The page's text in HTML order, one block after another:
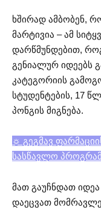
ხშირად ამბობენ,
მარტივია – ამ
დარწმუნდებით,
გენიალურ იდეებს
კატეგორიის
სტუდენტების, 17
პონგის მიგნება.
☼ გეგმავ
სასწავლო
მათ გაუჩნდათ
დაეცვათ